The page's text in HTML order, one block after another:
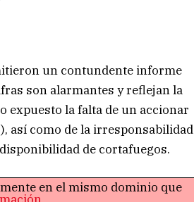
un contundente informe
son alarmantes y reflejan la
expuesto la falta de un accionar
así como de la irresponsabilidad
de cortafuegos.
en el mismo dominio que